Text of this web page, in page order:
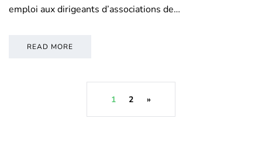
emploi aux dirigeants d’associations de…
READ MORE
1 2 »